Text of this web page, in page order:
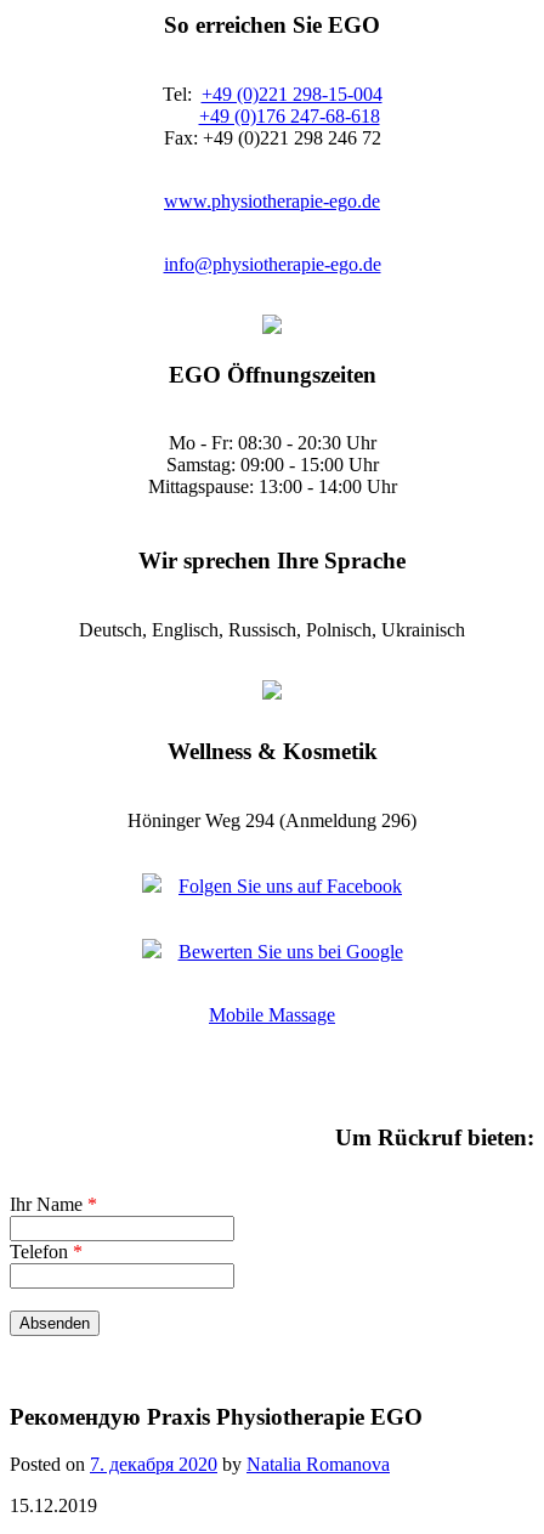
So erreichen Sie EGO
Tel: +49 (0)221 298-15-004
+49 (0)176 247-68-618
Fax: +49 (0)221 298 246 72
www.physiotherapie-ego.de
info@physiotherapie-ego.de
EGO Öffnungszeiten
Mo - Fr: 08:30 - 20:30 Uhr
Samstag: 09:00 - 15:00 Uhr
Mittagspause: 13:00 - 14:00 Uhr
Wir sprechen Ihre Sprache
Deutsch, Englisch, Russisch, Polnisch, Ukrainisch
Wellness & Kosmetik
Höninger Weg 294 (Anmeldung 296)
Folgen Sie uns auf Facebook
Bewerten Sie uns bei Google
Mobile Massage
Um Rückruf bieten:
Ihr Name *
Telefon *
Рекомендую Praxis Physiotherapie EGO
Posted on 7. декабря 2020 by Natalia Romanova
15.12.2019